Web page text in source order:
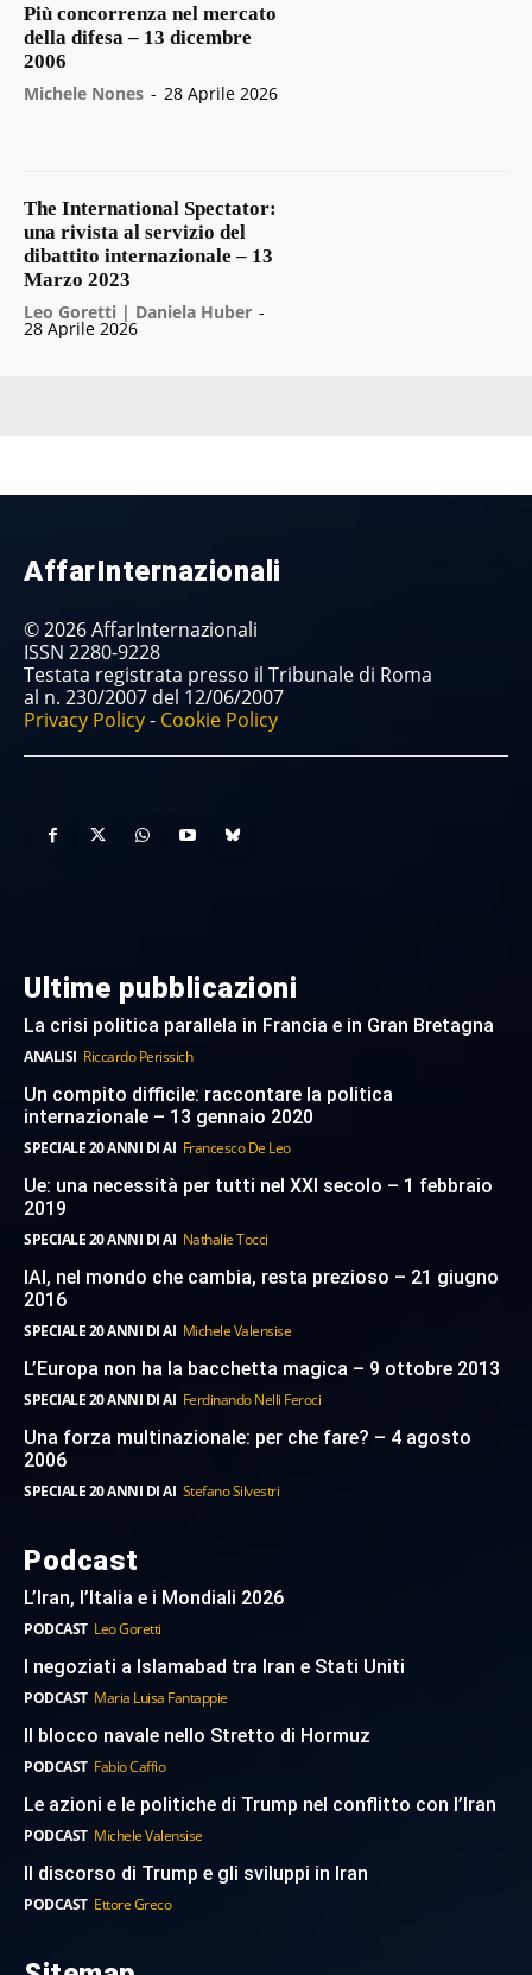
Più concorrenza nel mercato
della difesa – 13 dicembre
2006
Michele Nones - 28 Aprile 2026
The International Spectator:
una rivista al servizio del
dibattito internazionale – 13
Marzo 2023
Leo Goretti | Daniela Huber -
28 Aprile 2026
AffarInternazionali
© 2026 AffarInternazionali
ISSN 2280-9228
Testata registrata presso il Tribunale di Roma
al n. 230/2007 del 12/06/2007
Privacy Policy- Cookie Policy
Ultime pubblicazioni
La crisi politica parallela in Francia e in Gran Bretagna
ANALISI Riccardo Perissich
Un compito difficile: raccontare la politica
internazionale – 13 gennaio 2020
SPECIALE 20 ANNI DI AI Francesco De Leo
Ue: una necessità per tutti nel XXI secolo – 1 febbraio
2019
SPECIALE 20 ANNI DI AI Nathalie Tocci
IAI, nel mondo che cambia, resta prezioso – 21 giugno
2016
SPECIALE 20 ANNI DI AI Michele Valensise
L’Europa non ha la bacchetta magica – 9 ottobre 2013
SPECIALE 20 ANNI DI AI Ferdinando Nelli Feroci
Una forza multinazionale: per che fare? – 4 agosto
2006
SPECIALE 20 ANNI DI AI Stefano Silvestri
Podcast
L’Iran, l’Italia e i Mondiali 2026
PODCAST Leo Goretti
I negoziati a Islamabad tra Iran e Stati Uniti
PODCAST Maria Luisa Fantappie
Il blocco navale nello Stretto di Hormuz
PODCAST Fabio Caffio
Le azioni e le politiche di Trump nel conflitto con l’Iran
PODCAST Michele Valensise
Il discorso di Trump e gli sviluppi in Iran
PODCAST Ettore Greco